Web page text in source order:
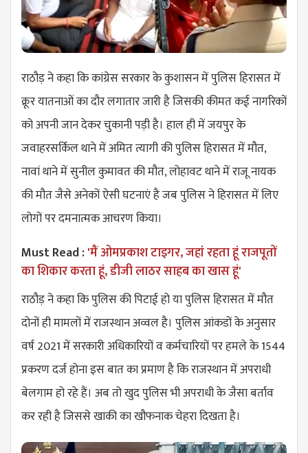
राठौड़ ने कहा कि कांग्रेस सरकार के कुशासन में पुलिस हिरासत में
क्रूर यातनाओं का दौर लगातार जारी है जिसकी कीमत कई नागरिकों
को अपनी जान देकर चुकानी पड़ी है। हाल ही में जयपुर के
जवाहरसर्किल थाने में अमित त्यागी की पुलिस हिरासत में मौत,
नावां थाने में सुनील कुमावत की मौत, लोहावट थाने में राजू नायक
की मौत जैसे अनेकों ऐसी घटनाएं है जब पुलिस ने हिरासत में लिए
लोगों पर दमनात्मक आचरण किया।
Must Read :'मैं ओमप्रकाश टाइगर, जहां रहता हूं राजपूतों
का शिकार करता हूं, डीजी लाठर साहब का खास हूं'
राठौड़ ने कहा कि पुलिस की पिटाई हो या पुलिस हिरासत में मौत
दोनों ही मामलों में राजस्थान अव्वल है। पुलिस आंकडों के अनुसार
वर्ष 2021 में सरकारी अधिकारियों व कर्मचारियों पर हमले के 1544
प्रकरण दर्ज होना इस बात का प्रमाण है कि राजस्थान में अपराधी
बेलगाम हो रहे हैं। अब तो खुद पुलिस भी अपराधी के जैसा बर्ताव
कर रही है जिससे खाकी का खौफनाक चेहरा दिखता है।